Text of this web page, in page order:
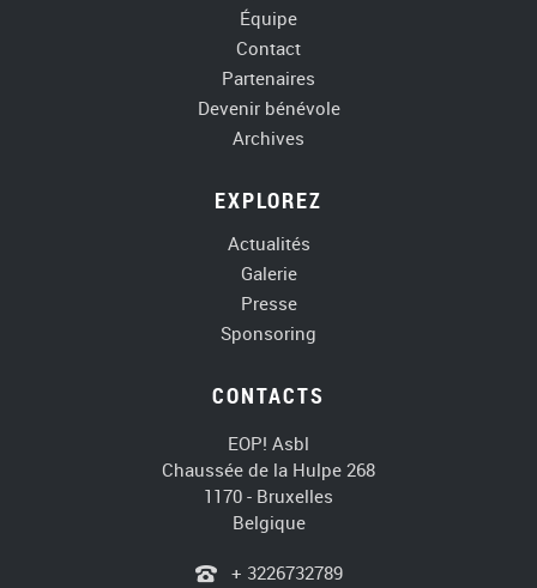
Équipe
Contact
Partenaires
Devenir bénévole
Archives
EXPLOREZ
Actualités
Galerie
Presse
Sponsoring
CONTACTS
EOP! Asbl
Chaussée de la Hulpe 268
1170 - Bruxelles
Belgique
+ 3226732789